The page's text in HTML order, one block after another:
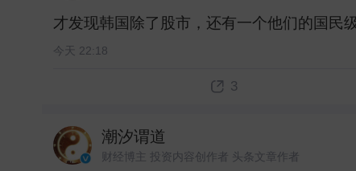
才发现韩国除了股市，还有一个他们的国民
今天 22:18
3
潮汐谓道
财经博主 投资内容创作者 头条文章作者